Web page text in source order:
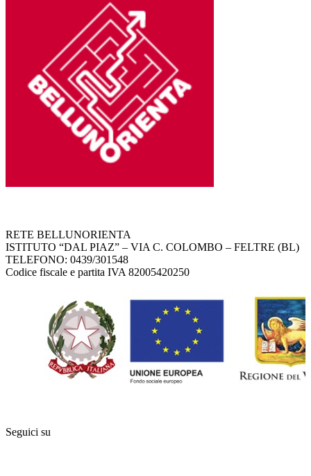
RETE BELLUNORIENTA
ISTITUTO “DAL PIAZ” – VIA C. COLOMBO – FELTRE (BL)
TELEFONO: 0439/301548
Codice fiscale e partita IVA 82005420250
Seguici su